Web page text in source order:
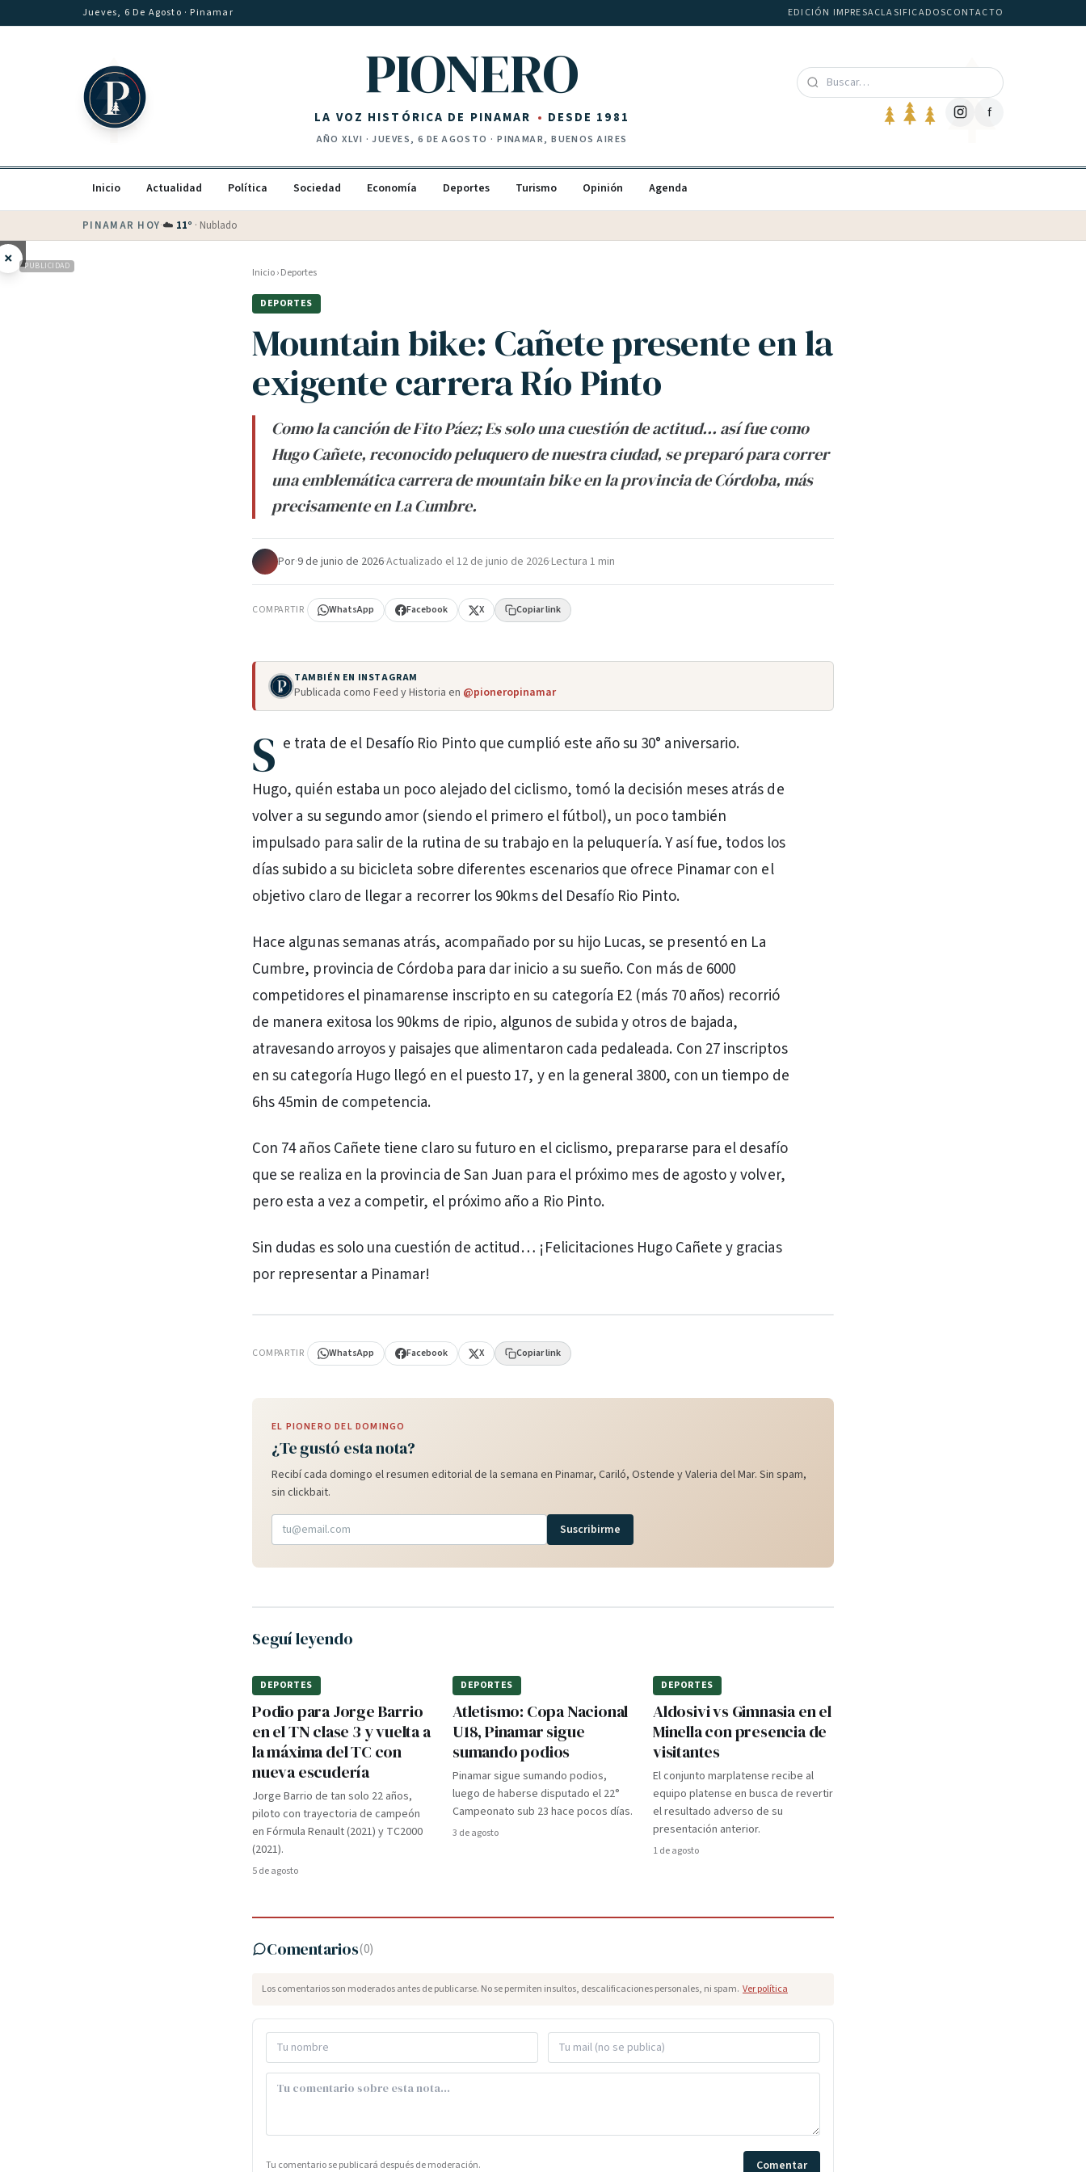
Saltar al contenidoJueves, 6 De Agosto · Pinamar EDICIÓN IMPRESACLASIFICADOSCONTACTO
PIONERO
LA VOZ HISTÓRICA DE PINAMAR DESDE 1981
AÑOXLVI ·JUEVES, 6 DE AGOSTO · PINAMAR, BUENOS AIRES
f
Inicio Actualidad Política Sociedad Economía Deportes Turismo Opinión Agenda
PINAMAR HOY·💵 Dólar blue$1540
× PUBLICIDAD Inicio›Deportes
DEPORTES
Mountain bike: Cañete presente en la
exigente carrera Río Pinto
Como la canción de Fito Páez; Es solo una cuestión de actitud… así fue como
Hugo Cañete, reconocido peluquero de nuestra ciudad, se preparó para correr
una emblemática carrera de mountain bike en la provincia de Córdoba, más
precisamente en La Cumbre.
Por·9 de junio de 2026·Actualizado el12 de junio de 2026·Lectura 1 min
COMPARTIR WhatsApp Facebook X Copiar link
TAMBIÉN EN INSTAGRAM
Publicada como Feed y Historia en @pioneropinamar
S e trata de el Desafío Rio Pinto que cumplió este año su 30° aniversario.
Hugo, quién estaba un poco alejado del ciclismo, tomó la decisión meses atrás de
volver a su segundo amor (siendo el primero el fútbol), un poco también
impulsado para salir de la rutina de su trabajo en la peluquería. Y así fue, todos los
días subido a su bicicleta sobre diferentes escenarios que ofrece Pinamar con el
objetivo claro de llegar a recorrer los 90kms del Desafío Rio Pinto.
Hace algunas semanas atrás, acompañado por su hijo Lucas, se presentó en La
Cumbre, provincia de Córdoba para dar inicio a su sueño. Con más de 6000
competidores el pinamarense inscripto en su categoría E2 (más 70 años) recorrió
de manera exitosa los 90kms de ripio, algunos de subida y otros de bajada,
atravesando arroyos y paisajes que alimentaron cada pedaleada. Con 27 inscriptos
en su categoría Hugo llegó en el puesto 17, y en la general 3800, con un tiempo de
6hs 45min de competencia.
Con 74 años Cañete tiene claro su futuro en el ciclismo, prepararse para el desafío
que se realiza en la provincia de San Juan para el próximo mes de agosto y volver,
pero esta a vez a competir, el próximo año a Rio Pinto.
Sin dudas es solo una cuestión de actitud… ¡Felicitaciones Hugo Cañete y gracias
por representar a Pinamar!
COMPARTIR WhatsApp Facebook X Copiar link
EL PIONERO DEL DOMINGO
¿Te gustó esta nota?
Recibí cada domingo el resumen editorial de la semana en Pinamar, Cariló, Ostende y Valeria del Mar. Sin spam,
sin clickbait.
Suscribirme
Seguí leyendo
DEPORTES
Podio para Jorge Barrio
en el TN clase 3 y vuelta a
la máxima del TC con
nueva escudería
Jorge Barrio de tan solo 22 años,
piloto con trayectoria de campeón
en Fórmula Renault (2021) y TC2000
(2021).
5 de agosto
DEPORTES
Atletismo: Copa Nacional
U18, Pinamar sigue
sumando podios
Pinamar sigue sumando podios,
luego de haberse disputado el 22°
Campeonato sub 23 hace pocos días.
3 de agosto
DEPORTES
Aldosivi vs Gimnasia en el
Minella con presencia de
visitantes
El conjunto marplatense recibe al
equipo platense en busca de revertir
el resultado adverso de su
presentación anterior.
1 de agosto
Comentarios(0)
Los comentarios son moderados antes de publicarse. No se permiten insultos, descalificaciones personales, ni spam. Ver política
Tu comentario se publicará después de moderación. Comentar